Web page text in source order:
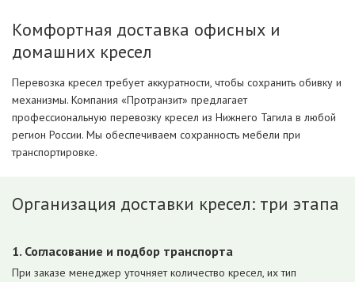
Комфортная доставка офисных и
домашних кресел
Перевозка кресел требует аккуратности, чтобы сохранить обивку и
механизмы. Компания «Протранзит» предлагает
профессиональную перевозку кресел из Нижнего Тагила в любой
регион России. Мы обеспечиваем сохранность мебели при
транспортировке.
Организация доставки кресел: три этапа
1. Согласование и подбор транспорта
При заказе менеджер уточняет количество кресел, их тип